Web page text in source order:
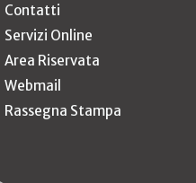
Contatti
Servizi Online
Area Riservata
Webmail
Rassegna Stampa